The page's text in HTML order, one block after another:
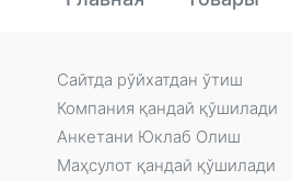
Сайтда рўйxатдан ўтиш
Компания қандай қўшилади
Анкетани Юклаб Олиш
Маҳсулот қандай қўшилади